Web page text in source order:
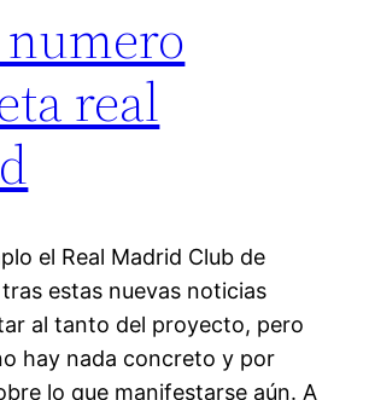
real
el Real Madrid Club de
estas nuevas noticias
al tanto del proyecto, pero
hay nada concreto y por
lo que manifestarse aún. A